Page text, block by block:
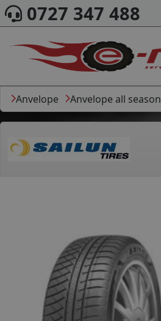
0727 347 488
Anvelope Anvelope all season